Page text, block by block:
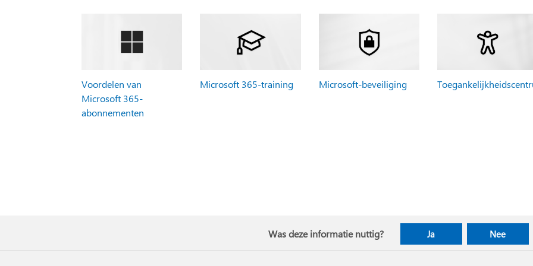
Voordelen van
Microsoft 365-
abonnementen
Microsoft 365-training Microsoft-beveiliging
Was deze informatie nuttig? Ja Nee